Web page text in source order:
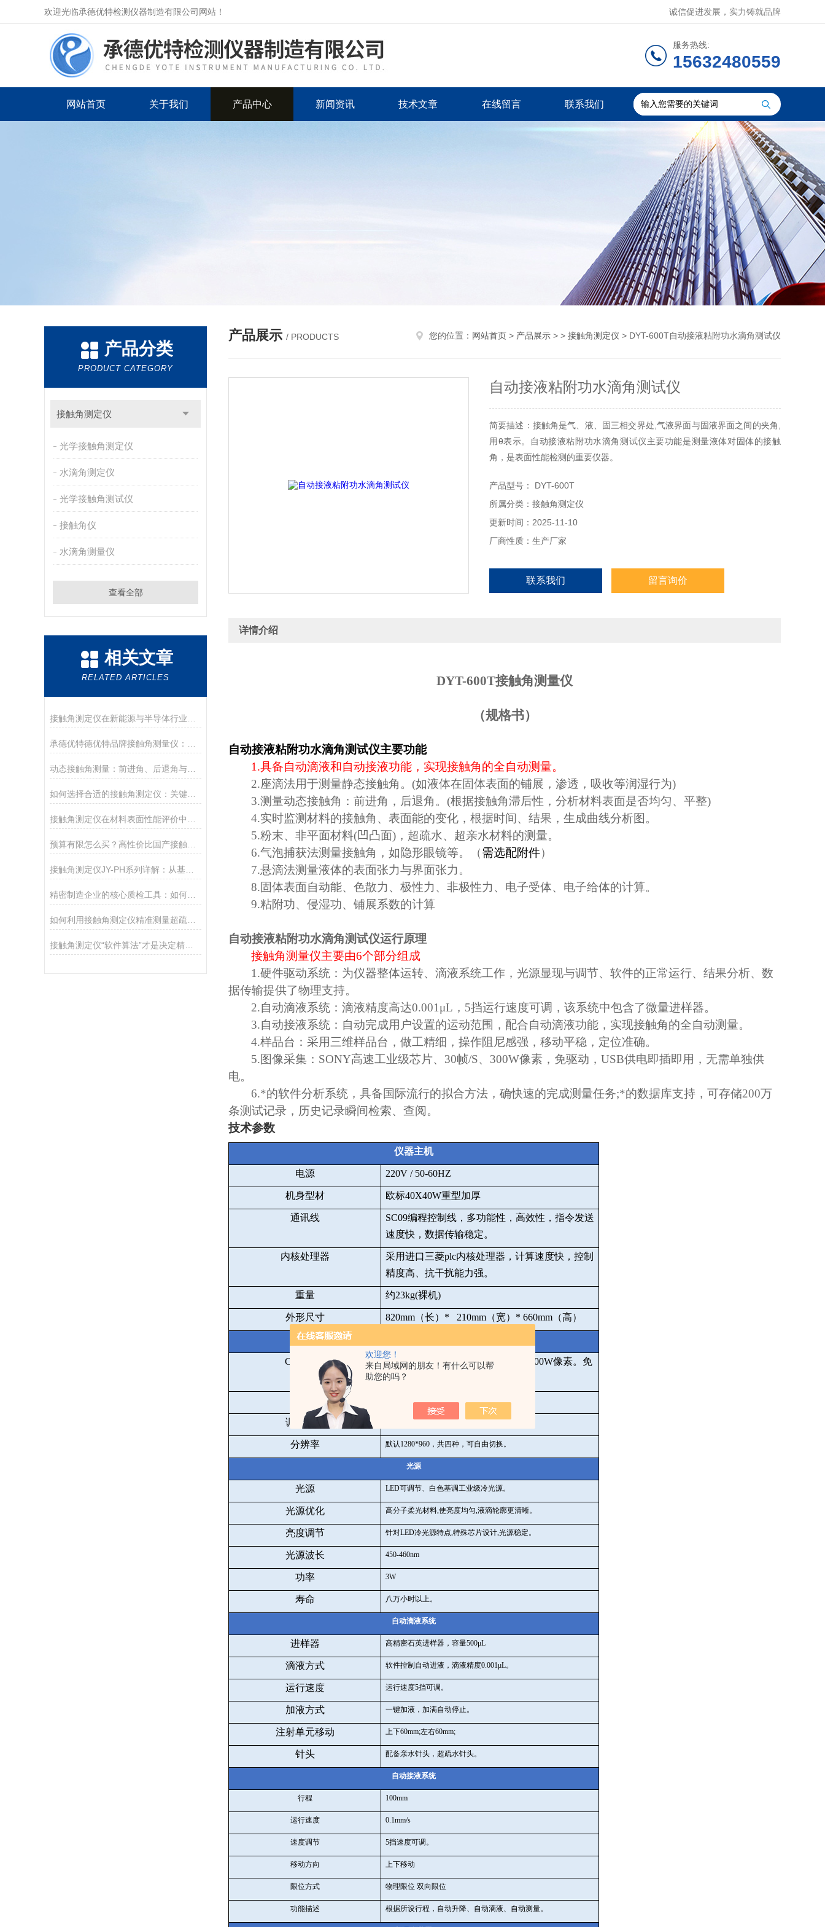
欢迎您！
来自局域网的朋友！有什么可以帮
助您的吗？
欢迎光临承德优特检测仪器制造有限公司网站！ 诚信促进发展，实力铸就品牌
服务热线:
15632480559
网站首页 关于我们 产品中心 新闻资讯 技术文章 在线留言 联系我们
产品分类
PRODUCT CATEGORY
接触角测定仪
光学接触角测定仪
水滴角测定仪
光学接触角测试仪
接触角仪
水滴角测量仪
查看全部
相关文章
RELATED ARTICLES
动态接触角测量：前进角、后退角与滚动角分析
如何选择合适的接触角测定仪：关键参数与配置解读
精密制造企业的核心质检工具：如何通过接触角控制产品质量
如何利用接触角测定仪精准测量超疏水材料（>150°）
接触角测定仪“软件算法”才是决定精度的灵魂
产品展示 / PRODUCTS 您的位置： 网站首页 > 产品展示 > > 接触角测定仪 > DYT-600T自动接液粘附功水滴角测试仪
自动接液粘附功水滴角测试仪
简要描述：接触角是气、液、固三相交界处,气液界面与固液界面之间的夹角,
用θ表示。自动接液粘附功水滴角测试仪主要功能是测量液体对固体的接触
角，是表面性能检测的重要仪器。
产品型号： DYT-600T
所属分类：接触角测定仪
更新时间：2025-11-10
厂商性质：生产厂家
联系我们 留言询价
详情介绍
DYT-600T接触角测量仪
（规格书）
自动接液粘附功水滴角测试仪主要功能
1.具备自动滴液和自动接液功能，实现接触角的全自动测量。
2.座滴法用于测量静态接触角。 (如液体在固体表面的铺展，渗透，吸收等润湿行为)
3.测量动态接触角：前进角，后退角。 (根据接触角滞后性，分析材料表面是否均匀、平整)
4.实时监测材料的接触角、表面能的变化，根据时间、结果，生成曲线分析图。
5.粉末、非平面材料(凹凸面) ，超疏水、超亲水材料的测量。
6.气泡捕获法测量接触角，如隐形眼镜等。（需选配附件）
7.悬滴法测量液体的表面张力与界面张力。
8.固体表面自动能、色散力、极性力、非极性力、电子受体、电子给体的计算。
9.粘附功、侵湿功、铺展系数的计算
自动接液粘附功水滴角测试仪运行原理
接触角测量仪主要由6个部分组成
1.硬件驱动系统：为仪器整体运转、滴液系统工作，光源显现与调节、软件的正常运行、结果分析、数
据传输提供了物理支持。
2.自动滴液系统：滴液精度高达0.001 μL ， 5挡运行速度可调，该系统中包含了微量进样器。
3.自动接液系统：自动完成用户设置的运动范围，配合自动滴液功能，实现接触角的全自动测量。
4.样品台：采用三维样品台，做工精细，操作阻尼感强，移动平稳，定位准确。
5.图像采集： SONY高速工业级芯片、 30帧/S、 300W像素，免驱动， USB供电即插即用，无需单独供
电。
6.*的软件分析系统，具备国际流行的拟合方法，确快速的完成测量任务;*的数据库支持，可存储200万
条测试记录，历史记录瞬间检索、查阅。
技术参数
仪器主机
电源 220V / 50-60HZ
机身型材 欧标40X40W重型加厚
通讯线 SC09编程控制线，多功能性，高效性，指令发送
速度快，数据传输稳定。
内核处理器 采用进口三菱plc内核处理器，计算速度快，控制
精度高、抗干扰能力强。
重量 约23kg(裸机)
外形尺寸 820mm （长） * 210mm （宽） * 660mm （高）
CCD 相机 SONY高速工业级芯片、30 300W像素。免
驱动，
调焦移动 70mm，精度 0.1mm
分辨率 默认1280*960 ，共四种，可自由切换。
光源
光源 LED可调节、白色基调工业级冷光源。
光源优化 高分子柔光材料,使亮度均匀,液滴轮廓更清晰。
亮度调节 针对LED冷光源特点,特殊芯片设计,光源稳定。
光源波长 450-460nm
功率 3W
寿命 八万小时以上。
自动滴液系统
进样器 高精密石英进样器，容量500μL
滴液方式 软件控制自动进液，滴液精度0.001μL。
运行速度 运行速度5挡可调。
加液方式 一键加液，加满自动停止。
注射单元移动 上下60mm;左右60mm;
针头 配备亲水针头，超疏水针头。
自动接液系统
行程 100mm
运行速度 0.1mm/s
速度调节 5挡速度可调。
移动方向 上下移动
限位方式 物理限位 双向限位
功能描述 根据所设行程，自动升降、自动滴液、自动测量。